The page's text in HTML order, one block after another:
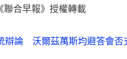
聯合早報》授權轉載
辯論 沃爾茲萬斯均避答會否